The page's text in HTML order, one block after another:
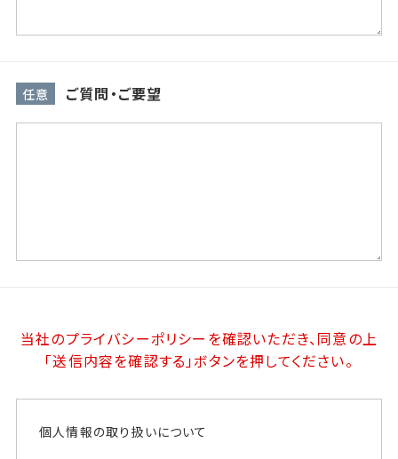
任意 ご質問・ご要望
当社のプライバシーポリシーを確認いただき、同意の上
「送信内容を確認する」ボタンを押してください。
個人情報の取り扱いについて